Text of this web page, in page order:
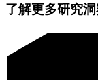
了解更多研究